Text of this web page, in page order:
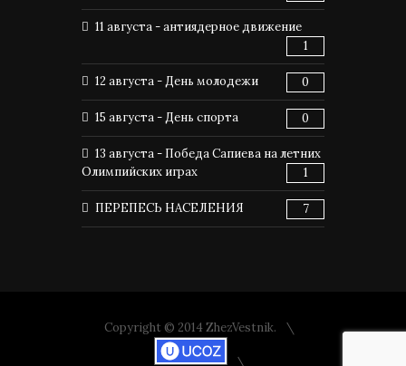
11 августа - антиядерное движение
1
12 августа - День молодежи 0
15 августа - День спорта 0
13 августа - Победа Сапиева на летних
Олимпийских играх
1
ПЕРЕПЕСЬ НАСЕЛЕНИЯ 7
Copyright © 2014 ZhezVestnik.